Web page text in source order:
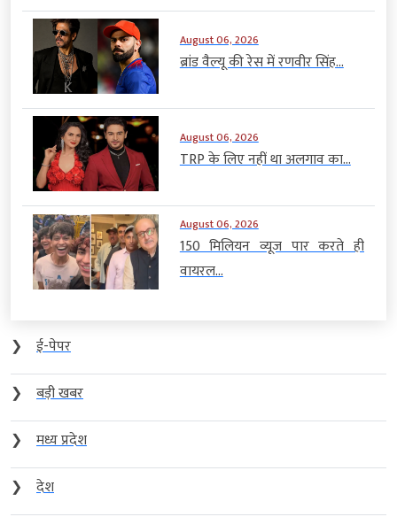
August 06, 2026
ब्रांड वैल्यू की रेस में रणवीर सिंह...
August 06, 2026
TRP के लिए नहीं था अलगाव का...
August 06, 2026
150 मिलियन व्यूज पार करते ही
वायरल...
❯
ई-पेपर
❯
बड़ी खबर
❯
मध्य प्रदेश
❯
देश